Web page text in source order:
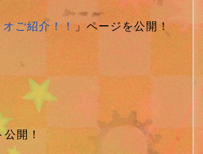
ご紹介！！」ページを公開！
開！